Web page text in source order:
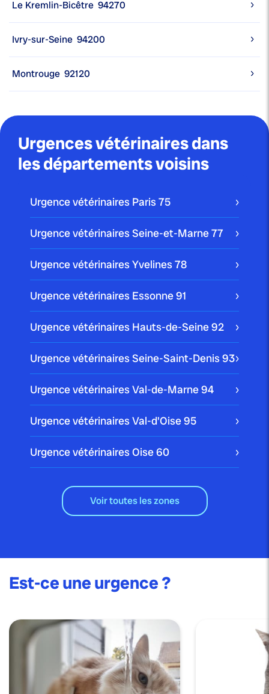
Le Kremlin-Bicêtre 94270
Ivry-sur-Seine 94200
Montrouge 92120
Urgences vétérinaires dans
les départements voisins
Urgence vétérinaires Paris75
Urgence vétérinaires Seine-et-Marne77
Urgence vétérinaires Yvelines78
Urgence vétérinaires Essonne91
Urgence vétérinaires Hauts-de-Seine92
Urgence vétérinaires Seine-Saint-Denis93
Urgence vétérinaires Val-de-Marne94
Urgence vétérinaires Val-d'Oise95
Urgence vétérinaires Oise60
Voir toutes les zones
Est-ce une urgence ?